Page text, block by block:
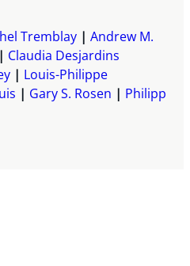
Tremblay
Andrew M.
Claudia Desjardins
Louis-Philippe
Gary S. Rosen
Philipp